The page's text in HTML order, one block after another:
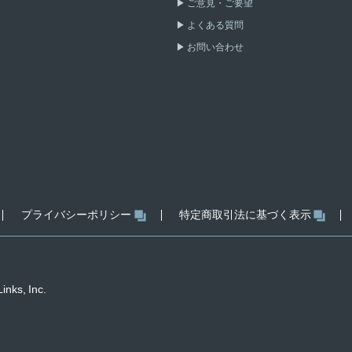
ご意見・ご要望
よくある質問
お問い合わせ
プライバシーポリシー 特定商取引法に基づく表示
Inc.